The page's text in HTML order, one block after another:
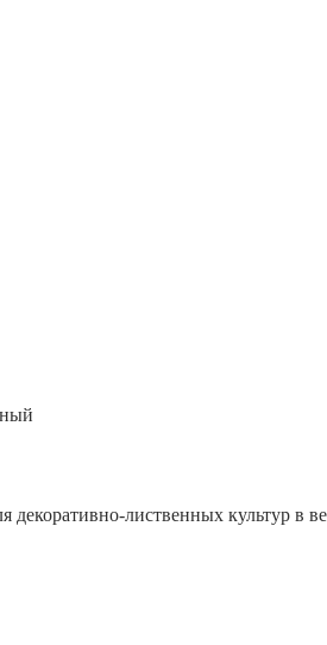
декоративно-лиственных культур в